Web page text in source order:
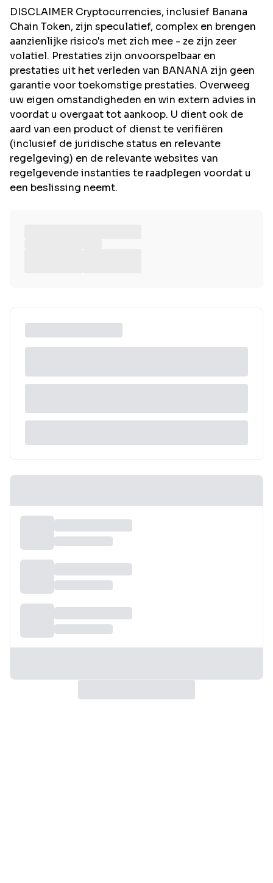
DISCLAIMER Cryptocurrencies, inclusief Banana
Chain Token, zijn speculatief, complex en brengen
aanzienlijke risico's met zich mee - ze zijn zeer
volatiel. Prestaties zijn onvoorspelbaar en
prestaties uit het verleden van BANANA zijn geen
garantie voor toekomstige prestaties. Overweeg
uw eigen omstandigheden en win extern advies in
voordat u overgaat tot aankoop. U dient ook de
aard van een product of dienst te verifiëren
(inclusief de juridische status en relevante
regelgeving) en de relevante websites van
regelgevende instanties te raadplegen voordat u
een beslissing neemt.